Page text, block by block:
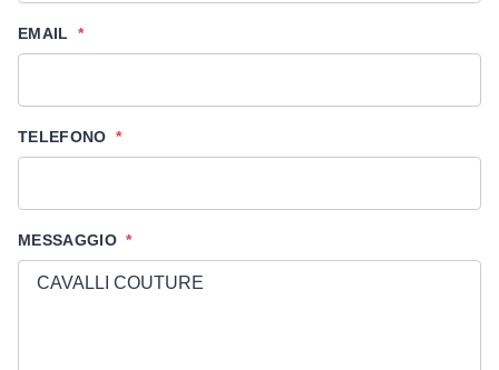
EMAIL *
TELEFONO *
MESSAGGIO *